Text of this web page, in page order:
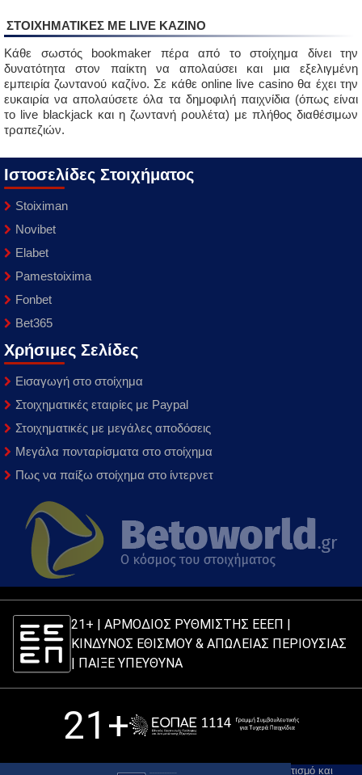
ΣΤΟΙΧΗΜΑΤΙΚΈΣ ΜΕ LIVE ΚΑΖΙΝΟ
Κάθε σωστός bookmaker πέρα από το στοίχημα δίνει την
δυνατότητα στον παίκτη να απολαύσει και μια εξελιγμένη
εμπειρία ζωντανού καζίνο. Σε κάθε online live casino θα έχει την
ευκαιρία να απολαύσετε όλα τα δημοφιλή παιχνίδια (όπως είναι
το live blackjack και η ζωντανή ρουλέτα) με πλήθος διαθέσιμων
τραπεζιών.
Ιστοσελίδες Στοιχήματος
Stoiximan
Novibet
Elabet
Pamestoixima
Fonbet
Bet365
Χρήσιμες Σελίδες
Εισαγωγή στο στοίχημα
Στοιχηματικές εταιρίες με Paypal
Στοιχηματικές με μεγάλες αποδόσεις
Μεγάλα πονταρίσματα στο στοίχημα
Πως να παίξω στοίχημα στο ίντερνετ
21+ | ΑΡΜΟΔΙΟΣ ΡΥΘΜΙΣΤΗΣ ΕΕΕΠ |
ΚΙΝΔΥΝΟΣ ΕΘΙΣΜΟΥ & ΑΠΩΛΕΙΑΣ ΠΕΡΙΟΥΣΙΑΣ
| ΠΑΙΞΕ ΥΠΕΥΘΥΝΑ
21+
Στο Betoworld.gr υποστηρίζουμε τον υπεύθυνο στοιχηματισμό και